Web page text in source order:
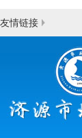
友情链接